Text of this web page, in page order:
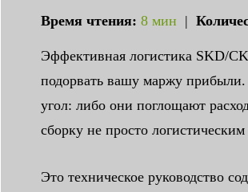
Время чтения: 8 мин |
Эффективная логистика SKD/
подорвать вашу маржу
угол: либо они поглощают
сборку не просто
Это техническое руководство